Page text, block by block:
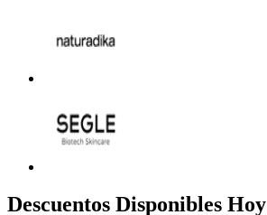
Descuentos Disponibles Hoy